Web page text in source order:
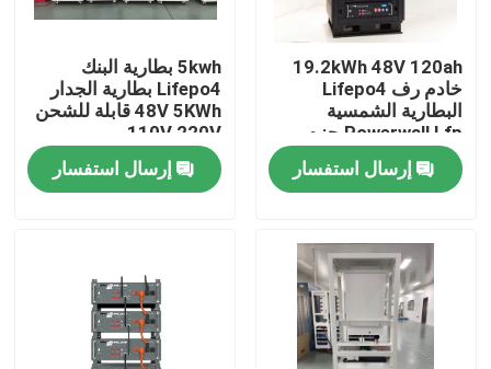
مسكن
منتجات
معلومات عنا
19.2kWh 48V 120ah
خادم رف Lifepo4
البطارية الشمسية
Powerwall Lfp حزم
البطارية
إرسال استفسار
5kwh بطارية البنك
Lifepo4 بطارية الجدار
48V 5KWh قابلة للشحن
110V 220V
إرسال استفسار